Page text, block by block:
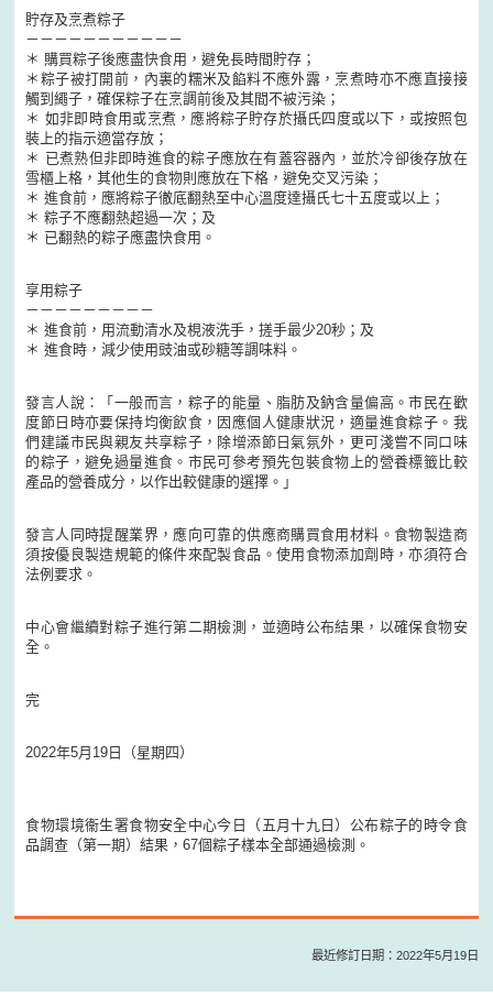
貯存及烹煮粽子
－－－－－－－－－－－
＊ 購買粽子後應盡快食用，避免長時間貯存；
＊粽子被打開前，內裏的糯米及餡料不應外露，烹煮時亦不應直接接
觸到繩子，確保粽子在烹調前後及其間不被污染；
＊ 如非即時食用或烹煮，應將粽子貯存於攝氏四度或以下，或按照包
裝上的指示適當存放；
＊ 已煮熟但非即時進食的粽子應放在有蓋容器內，並於冷卻後存放在
雪櫃上格，其他生的食物則應放在下格，避免交叉污染；
＊ 進食前，應將粽子徹底翻熱至中心溫度達攝氏七十五度或以上；
＊ 粽子不應翻熱超過一次；及
＊ 已翻熱的粽子應盡快食用。
享用粽子
－－－－－－－－－
＊ 進食前，用流動清水及梘液洗手，搓手最少20秒；及
＊ 進食時，減少使用豉油或砂糖等調味料。
發言人說：「一般而言，粽子的能量、脂肪及鈉含量偏高。市民在歡
度節日時亦要保持均衡飲食，因應個人健康狀況，適量進食粽子。我
們建議市民與親友共享粽子，除增添節日氣氛外，更可淺嘗不同口味
的粽子，避免過量進食。市民可參考預先包裝食物上的營養標籤比較
產品的營養成分，以作出較健康的選擇。」
發言人同時提醒業界，應向可靠的供應商購買食用材料。食物製造商
須按優良製造規範的條件來配製食品。使用食物添加劑時，亦須符合
法例要求。
中心會繼續對粽子進行第二期檢測，並適時公布結果，以確保食物安
全。
完
2022年5月19日（星期四）
食物環境衞生署食物安全中心今日（五月十九日）公布粽子的時令食
品調查（第一期）結果，67個粽子樣本全部通過檢測。
最近修訂日期：2022年5月19日